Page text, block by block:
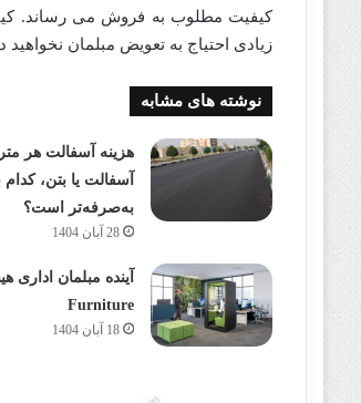
کیفیت مطلوب به فروش می رساند.
زیادی احتیاج به تعویض مبلمان
نوشته های مشابه
آسفالت یا بتن،
به‌صرفه‌تر است؟
28 آبان 1404
Furniture
18 آبان 1404